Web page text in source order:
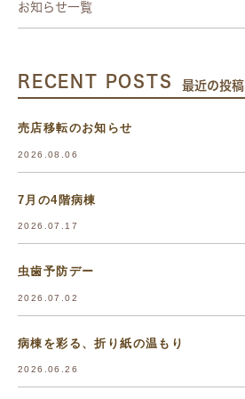
お知らせ一覧
RECENT POSTS 最近の投稿
売店移転のお知らせ
2026.08.06
7月の4階病棟
2026.07.17
虫歯予防デー
2026.07.02
病棟を彩る、折り紙の温もり
2026.06.26